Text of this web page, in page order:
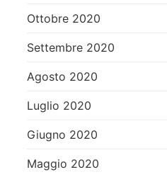
Ottobre 2020
Settembre 2020
Agosto 2020
Luglio 2020
Giugno 2020
Maggio 2020